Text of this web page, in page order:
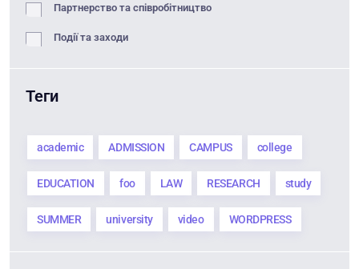
Партнерство та співробітництво
Події та заходи
Теги
academic ADMISSION CAMPUS college
EDUCATION foo LAW RESEARCH study
SUMMER university video WORDPRESS